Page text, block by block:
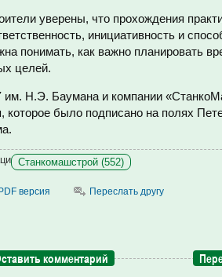
уверены, что прохождения
инициативность и
понимать, как важно планировать
целей.
Н.Э. Баумана и компании
которое было подписано на полях
Станкомашстрой (552)
PDF версия Переслать другу
комментарий